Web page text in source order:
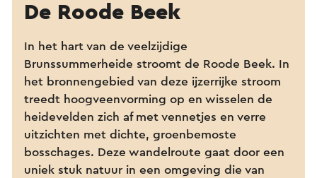
De Roode Beek
In het hart van de veelzijdige
Brunssummerheide stroomt de Roode Beek. In
het bronnengebied van deze ijzerrijke stroom
treedt hoogveenvorming op en wisselen de
heidevelden zich af met vennetjes en verre
uitzichten met dichte, groenbemoste
bosschages. Deze wandelroute gaat door een
uniek stuk natuur in een omgeving die van